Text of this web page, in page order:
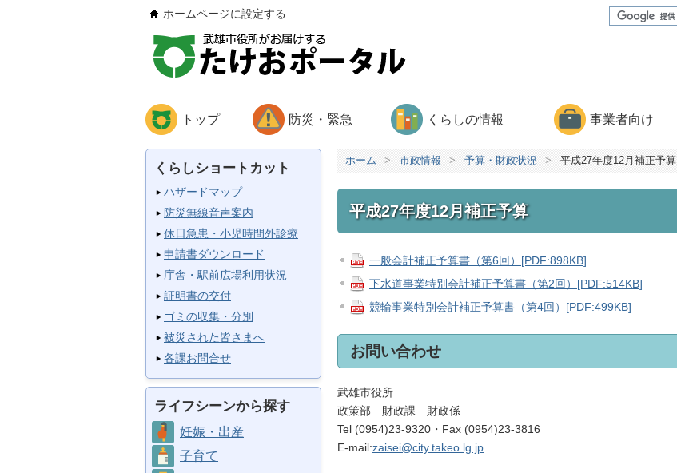
ホームページに設定する
トップ 防災・緊急 くらしの情報 事業者向け
くらしショートカット
ハザードマップ
防災無線音声案内
休日急患・小児時間外診療
申請書ダウンロード
庁舎・駅前広場利用状況
証明書の交付
ゴミの収集・分別
被災された皆さまへ
各課お問合せ
ライフシーンから探す
妊娠・出産
子育て
ホーム > 市政情報 > 予算・財政状況 > 平成27年度12月補正予算
平成27年度12月補正予算
一般会計補正予算書（第6回）[PDF:898KB]
下水道事業特別会計補正予算書（第2回）[PDF:514KB]
競輪事業特別会計補正予算書（第4回）[PDF:499KB]
お問い合わせ
武雄市役所
政策部 財政課 財政係
Tel (0954)23-9320・Fax (0954)23-3816
E-mail:zaisei@city.takeo.lg.jp